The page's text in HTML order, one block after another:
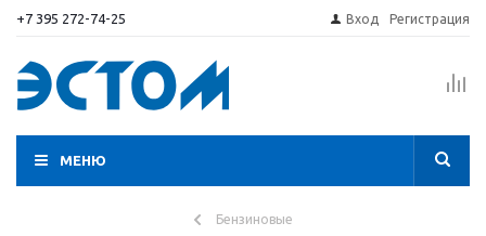
+7 395 272-74-25 Вход Регистрация
МЕНЮ
Бензиновые